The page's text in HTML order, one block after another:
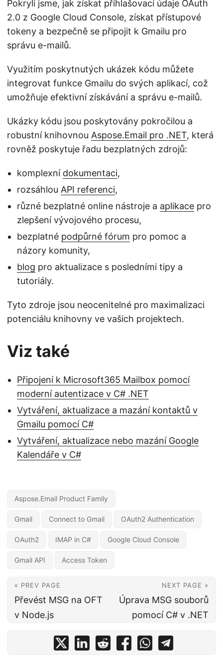
Pokryli jsme, jak získat přihlašovací údaje OAuth
2.0 z Google Cloud Console, získat přístupové
tokeny a bezpečně se připojit k Gmailu pro
správu e-mailů.
Využitím poskytnutých ukázek kódu můžete
integrovat funkce Gmailu do svých aplikací, což
umožňuje efektivní získávání a správu e-mailů.
Ukázky kódu jsou poskytovány pokročilou a
robustní knihovnou Aspose.Email pro .NET, která
rovněž poskytuje řadu bezplatných zdrojů:
komplexní dokumentaci,
rozsáhlou API referenci,
různé bezplatné online nástroje a aplikace pro
zlepšení vývojového procesu,
bezplatné podpůrné fórum pro pomoc a
názory komunity,
blog pro aktualizace s posledními tipy a
tutoriály.
Tyto zdroje jsou neocenitelné pro maximalizaci
potenciálu knihovny ve vašich projektech.
Viz také
Připojení k Microsoft365 Mailbox pomocí
moderní autentizace v C# .NET
Vytváření, aktualizace a mazání kontaktů v
Gmailu pomocí C#
Vytváření, aktualizace nebo mazání Google
Kalendáře v C#
Aspose.Email Product Family
Gmail Connect to Gmail OAuth2 Authentication
OAuth2 IMAP in C# Google Cloud Console
Gmail API Access Token
« PREV PAGE
Převést MSG na OFT
v Node.js
NEXT PAGE »
Úprava MSG souborů
pomocí C# v .NET